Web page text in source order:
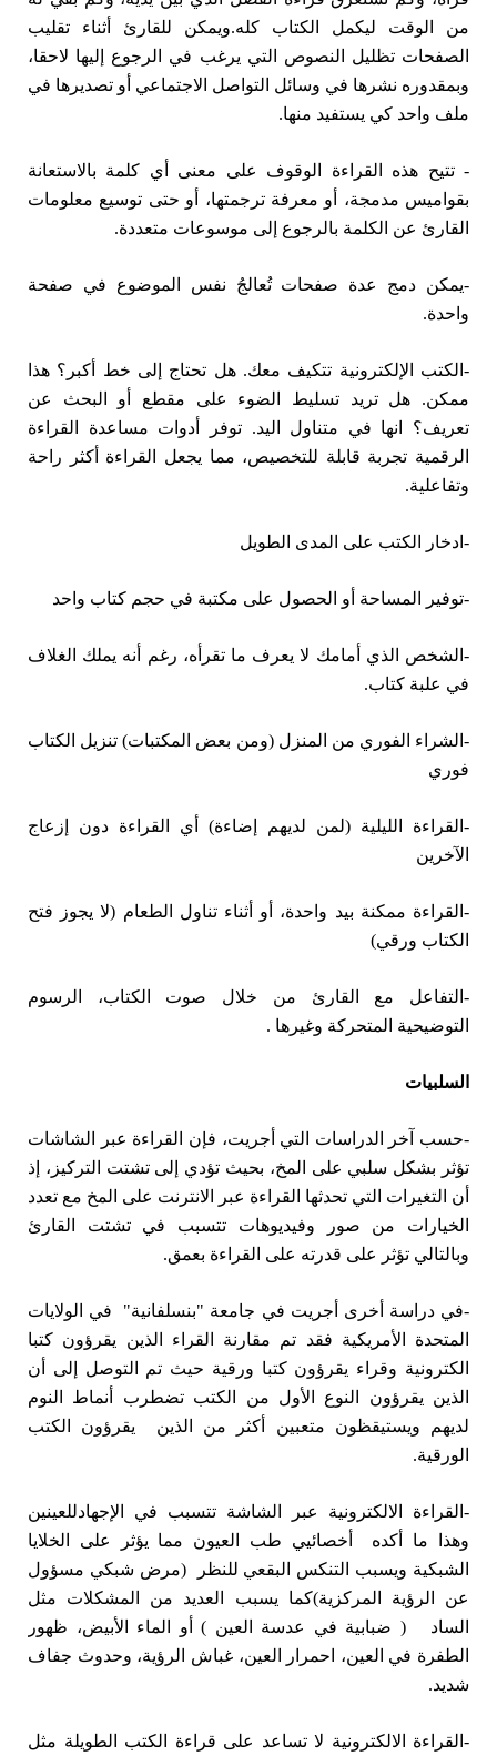
من الوقت ليكمل الكتاب كله.ويمكن للقارئ أثناء تقليب
الصفحات تظليل النصوص التي يرغب في الرجوع إليها لاحقا،
وبمقدوره نشرها في وسائل التواصل الاجتماعي أو تصديرها في
ملف واحد كي يستفيد منها.
- تتيح هذه القراءة الوقوف على معنى أي كلمة بالاستعانة
بقواميس مدمجة، أو معرفة ترجمتها، أو حتى توسيع معلومات
القارئ عن الكلمة بالرجوع إلى موسوعات متعددة.
-يمكن دمج عدة صفحات تُعالجُ نفس الموضوع في صفحة
واحدة.
-الكتب الإلكترونية تتكيف معك. هل تحتاج إلى خط أكبر؟ هذا
ممكن. هل تريد تسليط الضوء على مقطع أو البحث عن
تعريف؟ انها في متناول اليد. توفر أدوات مساعدة القراءة
الرقمية تجربة قابلة للتخصيص، مما يجعل القراءة أكثر راحة
وتفاعلية.
-ادخار الكتب على المدى الطويل
-توفير المساحة أو الحصول على مكتبة في حجم كتاب واحد
-الشخص الذي أمامك لا يعرف ما تقرأه، رغم أنه يملك الغلاف
في علبة كتاب.
-الشراء الفوري من المنزل (ومن بعض المكتبات) تنزيل الكتاب
فوري
-القراءة الليلية (لمن لديهم إضاءة) أي القراءة دون إزعاج
الآخرين
-القراءة ممكنة بيد واحدة، أو أثناء تناول الطعام (لا يجوز فتح
الكتاب ورقي)
-التفاعل مع القارئ من خلال صوت الكتاب، الرسوم
التوضيحية المتحركة وغيرها .
السلبيات
-حسب آخر الدراسات التي أجريت، فإن القراءة عبر الشاشات
تؤثر بشكل سلبي على المخ، بحيث تؤدي إلى تشتت التركيز، إذ
أن التغيرات التي تحدثها القراءة عبر الانترنت على المخ مع تعدد
الخيارات من صور وفيديوهات تتسبب في تشتت القارئ
وبالتالي تؤثر على قدرته على القراءة بعمق.
-في دراسة أخرى أجريت في جامعة "بنسلفانية" في الولايات
المتحدة الأمريكية فقد تم مقارنة القراء الذين يقرؤون كتبا
الكترونية وقراء يقرؤون كتبا ورقية حيث تم التوصل إلى أن
الذين يقرؤون النوع الأول من الكتب تضطرب أنماط النوم
لديهم ويستيقظون متعبين أكثر من الذين يقرؤون الكتب
الورقية.
-القراءة الالكترونية عبر الشاشة تتسبب في الإجهادللعينين
وهذا ما أكده أخصائيي طب العيون مما يؤثر على الخلايا
الشبكية ويسبب التنكس البقعي للنظر (مرض شبكي مسؤول
عن الرؤية المركزية)كما يسبب العديد من المشكلات مثل
الساد ( ضبابية في عدسة العين ) أو الماء الأبيض، ظهور
الطفرة في العين، احمرار العين، غباش الرؤية، وحدوث جفاف
شديد.
-القراءة الالكترونية لا تساعد على قراءة الكتب الطويلة مثل